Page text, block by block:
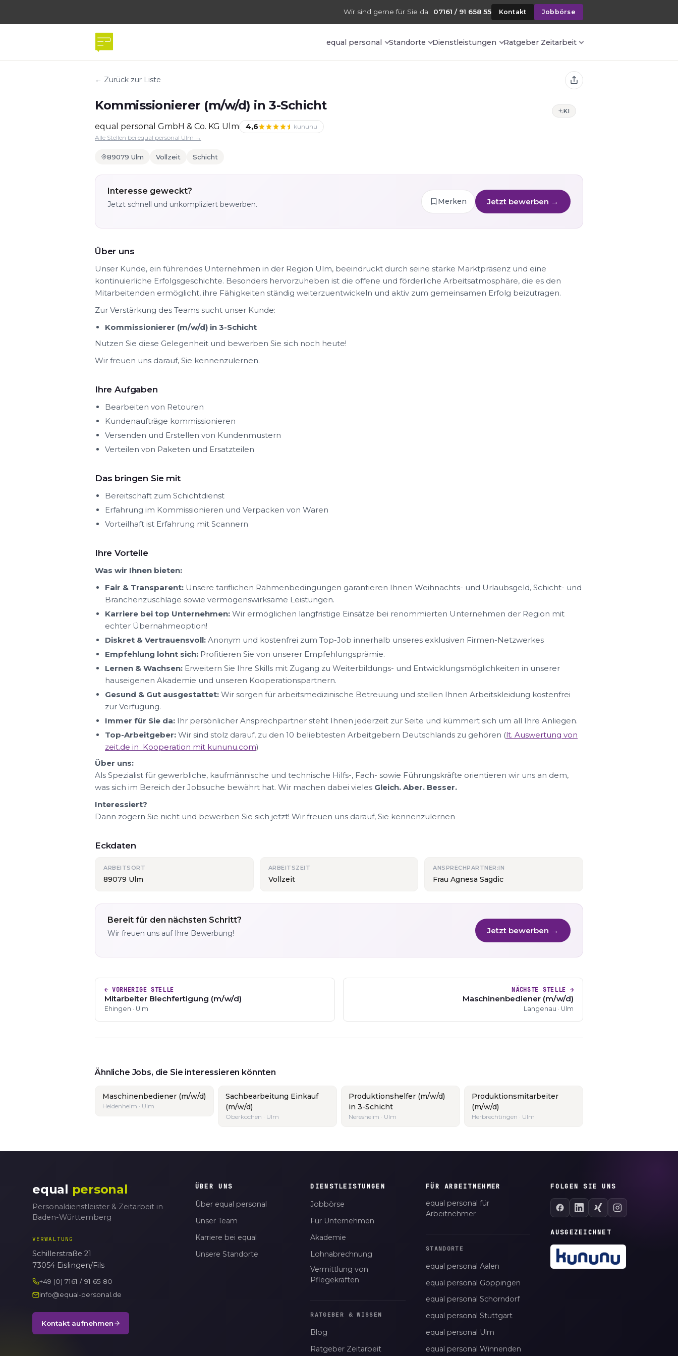
Wir sind gerne für Sie da: 07161 / 91 658 55 Kontakt Jobbörse
equal personal Standorte Dienstleistungen Ratgeber Zeitarbeit
← Zurück zur Liste
KI
Kommissionierer (m/w/d) in 3-Schicht
equal personal GmbH & Co. KG Ulm 4,6
kununu
Alle Stellen bei equal personal Ulm →
89079 Ulm Vollzeit Schicht
Interesse geweckt?
Jetzt schnell und unkompliziert bewerben. Merken Jetzt bewerben →
Über uns
Unser Kunde, ein führendes Unternehmen in der Region Ulm, beeindruckt durch seine starke Marktpräsenz und eine
kontinuierliche Erfolgsgeschichte. Besonders hervorzuheben ist die offene und förderliche Arbeitsatmosphäre, die es den
Mitarbeitenden ermöglicht, ihre Fähigkeiten ständig weiterzuentwickeln und aktiv zum gemeinsamen Erfolg beizutragen.
Zur Verstärkung des Teams sucht unser Kunde:
Kommissionierer (m/w/d) in 3-Schicht
Nutzen Sie diese Gelegenheit und bewerben Sie sich noch heute!
Wir freuen uns darauf, Sie kennenzulernen.
Ihre Aufgaben
Bearbeiten von Retouren
Kundenaufträge kommissionieren
Versenden und Erstellen von Kundenmustern
Verteilen von Paketen und Ersatzteilen
Das bringen Sie mit
Bereitschaft zum Schichtdienst
Erfahrung im Kommissionieren und Verpacken von Waren
Vorteilhaft ist Erfahrung mit Scannern
Ihre Vorteile
Was wir Ihnen bieten:
Fair & Transparent: Unsere tariflichen Rahmenbedingungen garantieren Ihnen Weihnachts- und Urlaubsgeld, Schicht- und
Branchenzuschläge sowie vermögenswirksame Leistungen.
Karriere bei top Unternehmen: Wir ermöglichen langfristige Einsätze bei renommierten Unternehmen der Region mit
echter Übernahmeoption!
Diskret & Vertrauensvoll: Anonym und kostenfrei zum Top-Job innerhalb unseres exklusiven Firmen-Netzwerkes
Empfehlung lohnt sich: Profitieren Sie von unserer Empfehlungsprämie.
Lernen & Wachsen: Erweitern Sie Ihre Skills mit Zugang zu Weiterbildungs- und Entwicklungsmöglichkeiten in unserer
hauseigenen Akademie und unseren Kooperationspartnern.
Gesund & Gut ausgestattet: Wir sorgen für arbeitsmedizinische Betreuung und stellen Ihnen Arbeitskleidung kostenfrei
zur Verfügung.
Immer für Sie da: Ihr persönlicher Ansprechpartner steht Ihnen jederzeit zur Seite und kümmert sich um all Ihre Anliegen.
Top-Arbeitgeber: Wir sind stolz darauf, zu den 10 beliebtesten Arbeitgebern Deutschlands zu gehören (lt. Auswertung von
zeit.de in Kooperation mit kununu.com)
Über uns:
Als Spezialist für gewerbliche, kaufmännische und technische Hilfs-, Fach- sowie Führungskräfte orientieren wir uns an dem,
was sich im Bereich der Jobsuche bewährt hat. Wir machen dabei vieles Gleich. Aber. Besser.
Interessiert?
Dann zögern Sie nicht und bewerben Sie sich jetzt! Wir freuen uns darauf, Sie kennenzulernen
Eckdaten
ARBEITSORT
89079 Ulm
ARBEITSZEIT
Vollzeit
ANSPRECHPARTNER:IN
Frau Agnesa Sagdic
Bereit für den nächsten Schritt?
Wir freuen uns auf Ihre Bewerbung! Jetzt bewerben →
← VORHERIGE STELLE
Mitarbeiter Blechfertigung (m/w/d)
Ehingen · Ulm
NÄCHSTE STELLE →
Maschinenbediener (m/w/d)
Langenau · Ulm
Ähnliche Jobs, die Sie interessieren könnten
Maschinenbediener (m/w/d)
Heidenheim · Ulm
Sachbearbeitung Einkauf
(m/w/d)
Oberkochen · Ulm
Produktionshelfer (m/w/d)
in 3-Schicht
Neresheim · Ulm
Produktionsmitarbeiter
(m/w/d)
Herbrechtingen · Ulm
equal personal
Personaldienstleister & Zeitarbeit in
Baden-Württemberg
VERWALTUNG
Schillerstraße 21
73054 Eislingen/Fils
+49 (0) 7161 / 91 65 80
info@equal-personal.de
Kontakt aufnehmen
ÜBER UNS
Über equal personal
Unser Team
Karriere bei equal
Unsere Standorte
DIENSTLEISTUNGEN
Jobbörse
Für Unternehmen
Akademie
Lohnabrechnung
Vermittlung von
Pflegekräften
RATGEBER & WISSEN
Blog
Ratgeber Zeitarbeit
FÜR ARBEITNEHMER
equal personal für
Arbeitnehmer
STANDORTE
equal personal Aalen
equal personal Göppingen
equal personal Schorndorf
equal personal Stuttgart
equal personal Ulm
equal personal Winnenden
FOLGEN SIE UNS
AUSGEZEICHNET